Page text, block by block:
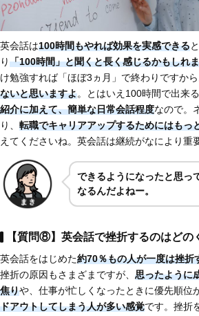
英会話は100時間もやれば効果を実感できる
り「100時間」と聞くと長く感じるかもしれ
け勉強すれば「ほぼ3ヵ月」で終わりですから
ないと思いますよ。とはいえ100時間で出来
紹介に加えて、簡単な日常会話程度なので。
り、 転職でキャリアアップするためにはもっ
えてくださいね。英会話は継続がなにより重
できるようになったと思っ
なるんだよねー。
【質問⑧】英会話で挫折するのはどの
英会話をはじめた約70％もの人が一度は挫折
挫折の原因もさまざまですが、 思ったように
焦りや、仕事が忙しくなったときに優先順位
ドアウトしてしまう人が多い感覚です。挫折